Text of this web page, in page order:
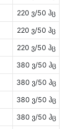
220 ვ/50 ჰც
220 ვ/50 ჰც
220 ვ/50 ჰც
380 ვ/50 ჰც
380 ვ/50 ჰც
380 ვ/50 ჰც
380 ვ/50 ჰც